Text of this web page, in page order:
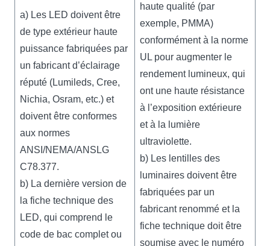
a) Les LED doivent être
de type extérieur haute
puissance fabriquées par
un fabricant d’éclairage
réputé (Lumileds, Cree,
Nichia, Osram, etc.) et
doivent être conformes
aux normes
ANSI/NEMA/ANSLG
C78.377.
b) La dernière version de
la fiche technique des
LED, qui comprend le
code de bac complet ou
haute qualité (par
exemple, PMMA)
conformément à la norme
UL pour augmenter le
rendement lumineux, qui
ont une haute résistance
à l’exposition extérieure
et à la lumière
ultraviolette.
b) Les lentilles des
luminaires doivent être
fabriquées par un
fabricant renommé et la
fiche technique doit être
soumise avec le numéro